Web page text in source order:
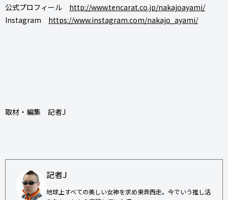
公式プロフィール http://www.tencarat.co.jp/nakajoayami/
Instagram https://www.instagram.com/nakajo_ayami/
取材・編集 記者J
記者J
地球上すべての美しい女神を求め東奔西走。今でいう推し活